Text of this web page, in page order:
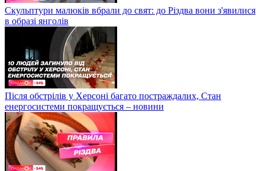
Скульптури малюків вбрали до свят: до Різдва вони з'явилися
в образі янголів
Після обстрілів у Херсоні багато постраждалих, Стан
енергосистеми покращується – новини